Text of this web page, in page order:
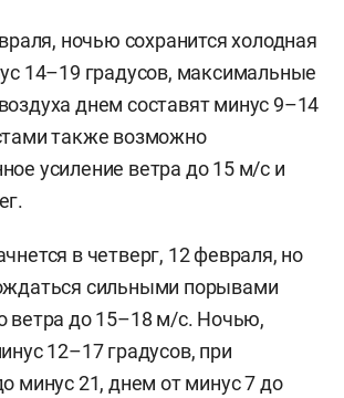
ночью сохранится холодная
14–19 градусов, максимальные
днем составят минус 9–14
также возможно
усиление ветра до 15 м/с и
в четверг, 12 февраля, но
сильными порывами
ветра до 15–18 м/с. Ночью,
12–17 градусов, при
минус 21, днем от минус 7 до